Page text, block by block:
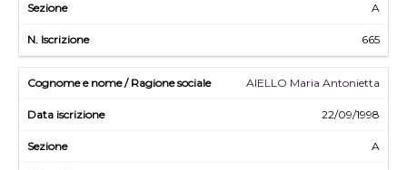
A
665
AIELLO Maria Antonietta
22/09/1998
A